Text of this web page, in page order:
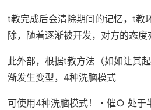
t教完成后会清除期间的记忆，t教
除，随着逐渐被开发，对方的态度
此外部，根据t教方法（如如让其
渐发生变型，4种洗脑模式
可使用4种洗脑模式！・催○ 处于